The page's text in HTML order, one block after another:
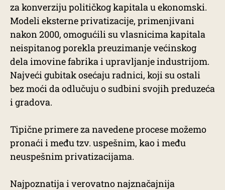
za konverziju političkog kapitala u ekonomski.
Modeli eksterne privatizacije, primenjivani
nakon 2000, omogućili su vlasnicima kapitala
neispitanog porekla preuzimanje većinskog
dela imovine fabrika i upravljanje industrijom.
Najveći gubitak osećaju radnici, koji su ostali
bez moći da odlučuju o sudbini svojih preduzeća
i gradova.
Tipične primere za navedene procese možemo
pronaći i među tzv. uspešnim, kao i među
neuspešnim privatizacijama.
Najpoznatija i verovatno najznačajnija